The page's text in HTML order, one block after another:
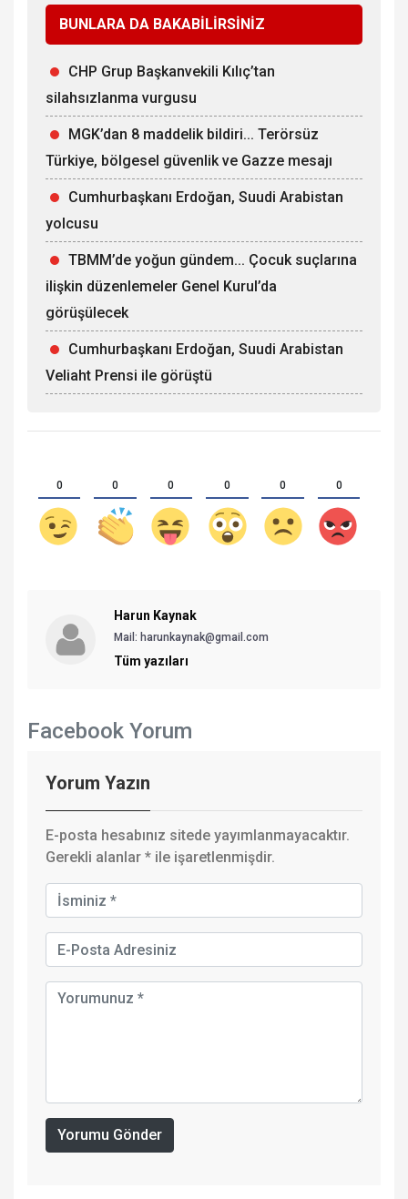
BUNLARA DA BAKABİLİRSİNİZ
CHP Grup Başkanvekili Kılıç’tan
silahsızlanma vurgusu
MGK’dan 8 maddelik bildiri... Terörsüz
Türkiye, bölgesel güvenlik ve Gazze mesajı
Cumhurbaşkanı Erdoğan, Suudi Arabistan
yolcusu
TBMM’de yoğun gündem... Çocuk suçlarına
ilişkin düzenlemeler Genel Kurul’da
görüşülecek
Cumhurbaşkanı Erdoğan, Suudi Arabistan
Veliaht Prensi ile görüştü
0 0 0 0 0 0
Harun Kaynak
Mail: harunkaynak@gmail.com
Tüm yazıları
Facebook Yorum
Yorum Yazın
E-posta hesabınız sitede yayımlanmayacaktır.
Gerekli alanlar * ile işaretlenmişdir.
Yorumu Gönder